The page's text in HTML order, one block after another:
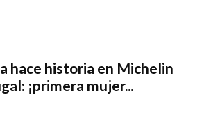
hace historia en Michelin
¡primera mujer...